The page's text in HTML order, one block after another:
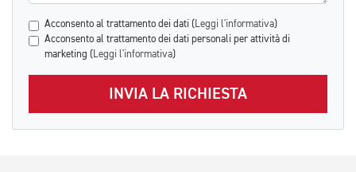
Acconsento al trattamento dei dati ( Leggi l'informativa)
Acconsento al trattamento dei dati personali per attività di
marketing ( Leggi l'informativa)
INVIA LA RICHIESTA